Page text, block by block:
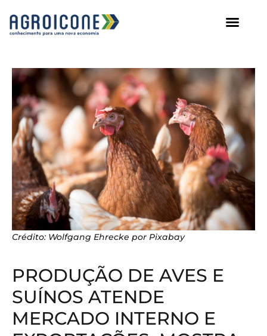
Crédito: Wolfgang Ehrecke por Pixabay
PRODUÇÃO DE AVES E
SUÍNOS ATENDE
MERCADO INTERNO E